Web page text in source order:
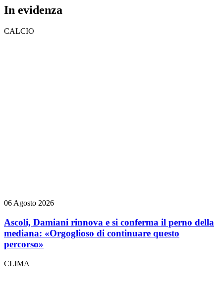
In evidenza
CALCIO
06 Agosto 2026
Ascoli, Damiani rinnova e si conferma il perno della
mediana: «Orgoglioso di continuare questo
percorso»
CLIMA